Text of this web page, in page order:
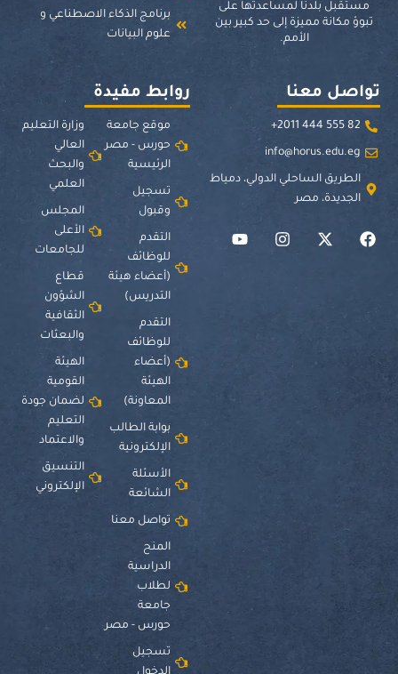
مستقبل بلدنا لمساعدتها على
تبوؤ مكانة مميزة إلى حد كبير بين
الأمم.
برنامج الذكاء الاصطناعي و
علوم البيانات
تواصل معنا
82 555 444 2011+
info@horus.edu.eg
الطريق الساحلي الدولي، دمياط
الجديدة، مصر
روابط مفيدة
موقع جامعة
حورس - مصر
الرئيسية
تسجيل
وقبول
التقدم
للوظائف
(أعضاء هيئة
التدريس)
التقدم
للوظائف
(أعضاء
الهيئة
المعاونة)
بوابة الطالب
الإلكترونية
الأسئلة
الشائعة
تواصل معنا
المنح
الدراسية
لطلاب
جامعة
حورس - مصر
تسجيل
وزارة التعليم
العالي
والبحث
العلمي
المجلس
الأعلى
للجامعات
قطاع
الشؤون
الثقافية
والبعثات
الهيئة
القومية
لضمان جودة
التعليم
والاعتماد
التنسيق
الإلكتروني